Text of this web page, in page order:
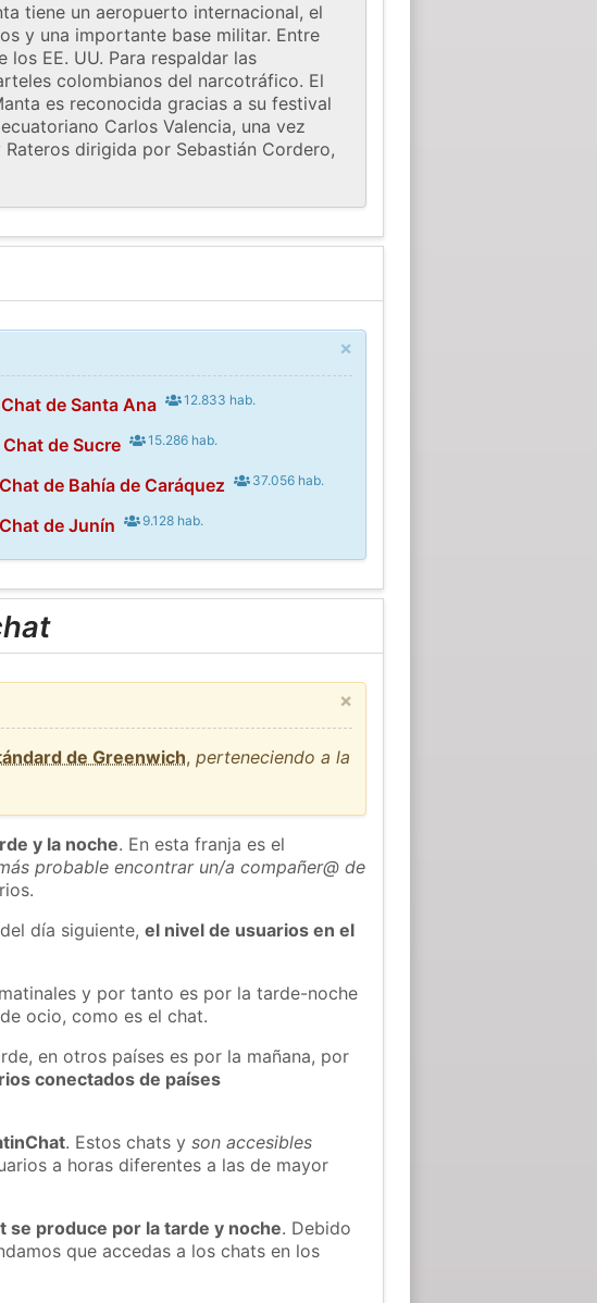
tiene un aeropuerto internacional, el
y una importante base militar. Entre
EE. UU. Para respaldar las
colombianos del narcotráfico. El
es reconocida gracias a su festival
Carlos Valencia, una vez
dirigida por Sebastián Cordero,
×
Chat de Santa Ana 12.833 hab.
Chat de Sucre 15.286 hab.
Chat de Bahía de Caráquez 37.056 hab.
Chat de Junín 9.128 hab.
×
de Greenwich,perteneciendo a la
y la noche. En esta franja es el
probable encontrar un/a compañer@ de
día siguiente,el nivel de usuarios en el
y por tanto es por la tarde-noche
ocio, como es el chat.
en otros países es por la mañana, por
conectados de países
. Estos chats yson accesibles
a horas diferentes a las de mayor
se produce por la tarde y noche. Debido
que accedas a los chats en los